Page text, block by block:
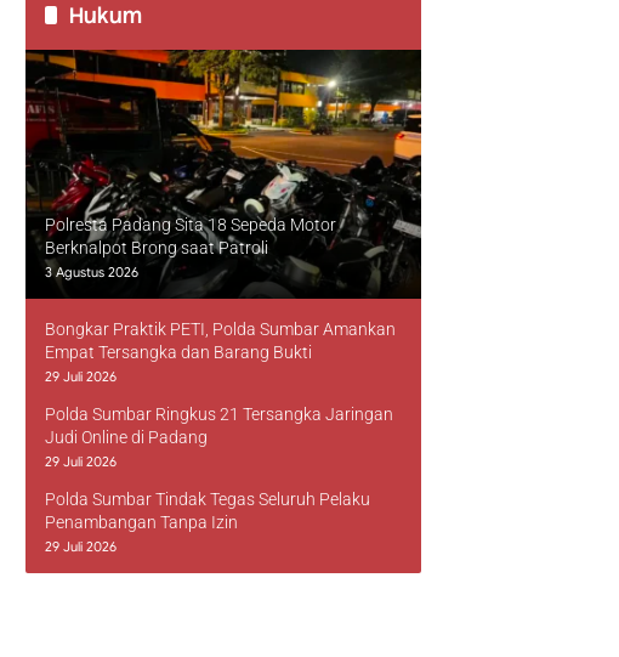
Hukum
Polresta Padang Sita 18 Sepeda Motor
Berknalpot Brong saat Patroli
3 Agustus 2026
Bongkar Praktik PETI, Polda Sumbar Amankan
Empat Tersangka dan Barang Bukti
29 Juli 2026
Polda Sumbar Ringkus 21 Tersangka Jaringan
Judi Online di Padang
29 Juli 2026
Polda Sumbar Tindak Tegas Seluruh Pelaku
Penambangan Tanpa Izin
29 Juli 2026